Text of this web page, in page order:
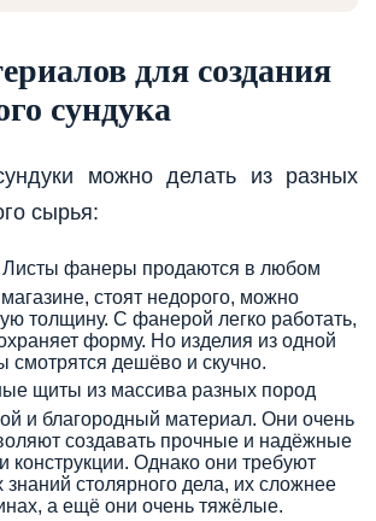
для создания
сундука
можно делать из разных
сырья:
фанеры продаются в любом
стоят недорого, можно
толщину. С фанерой легко работать,
форму. Но изделия из одной
смотрятся дешёво и скучно.
щиты из массива разных пород
и благородный материал. Они очень
создавать прочные и надёжные
конструкции. Однако они требуют
столярного дела, их сложнее
а ещё они очень тяжёлые.